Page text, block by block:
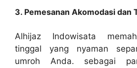
3. Pemesanan Akomodasi dan
Alhijaz Indowisata
tinggal yang nyaman
umroh Anda. sebagai